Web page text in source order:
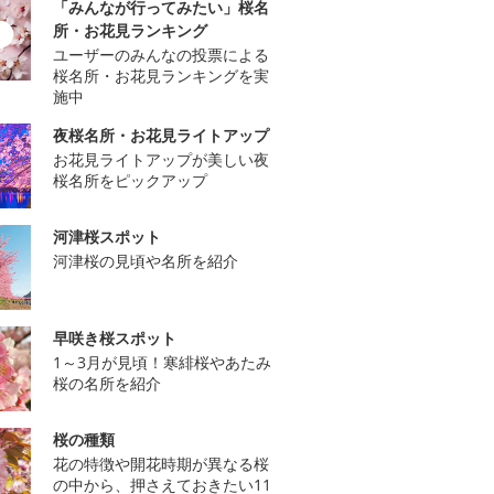
「みんなが行ってみたい」桜名
所・お花見ランキング
ユーザーのみんなの投票による
桜名所・お花見ランキングを実
施中
夜桜名所・お花見ライトアップ
お花見ライトアップが美しい夜
桜名所をピックアップ
河津桜スポット
河津桜の見頃や名所を紹介
早咲き桜スポット
1～3月が見頃！寒緋桜やあたみ
桜の名所を紹介
桜の種類
花の特徴や開花時期が異なる桜
の中から、押さえておきたい11